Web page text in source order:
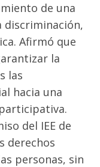
de una
discriminación,
Afirmó que
la
las
hacia una
del IEE de
derechos
personas, sin